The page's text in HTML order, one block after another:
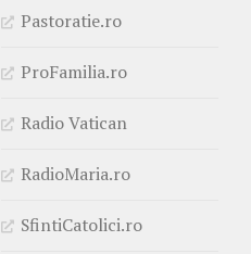
Pastoratie.ro
ProFamilia.ro
Radio Vatican
RadioMaria.ro
SfintiCatolici.ro